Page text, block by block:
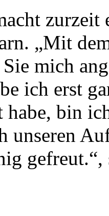
„Mit
mich
ich erst
habe, bin
unseren